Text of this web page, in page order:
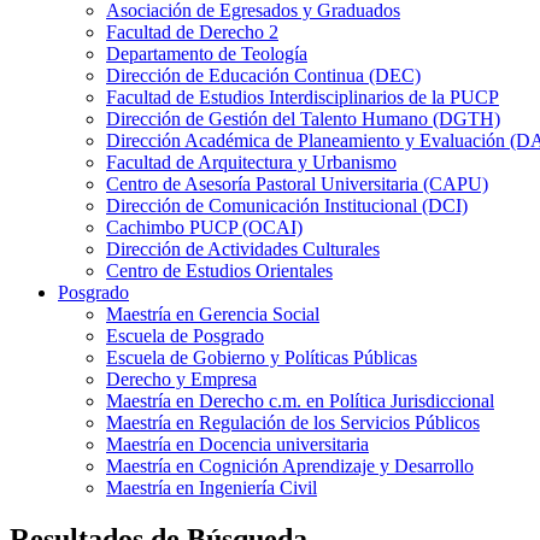
Asociación de Egresados y Graduados
Facultad de Derecho 2
Departamento de Teología
Dirección de Educación Continua (DEC)
Facultad de Estudios Interdisciplinarios de la PUCP
Dirección de Gestión del Talento Humano (DGTH)
Dirección Académica de Planeamiento y Evaluación
Facultad de Arquitectura y Urbanismo
Centro de Asesoría Pastoral Universitaria (CAPU)
Dirección de Comunicación Institucional (DCI)
Cachimbo PUCP (OCAI)
Dirección de Actividades Culturales
Centro de Estudios Orientales
Posgrado
Maestría en Gerencia Social
Escuela de Posgrado
Escuela de Gobierno y Políticas Públicas
Derecho y Empresa
Maestría en Derecho c.m. en Política Jurisdiccional
Maestría en Regulación de los Servicios Públicos
Maestría en Docencia universitaria
Maestría en Cognición Aprendizaje y Desarrollo
Maestría en Ingeniería Civil